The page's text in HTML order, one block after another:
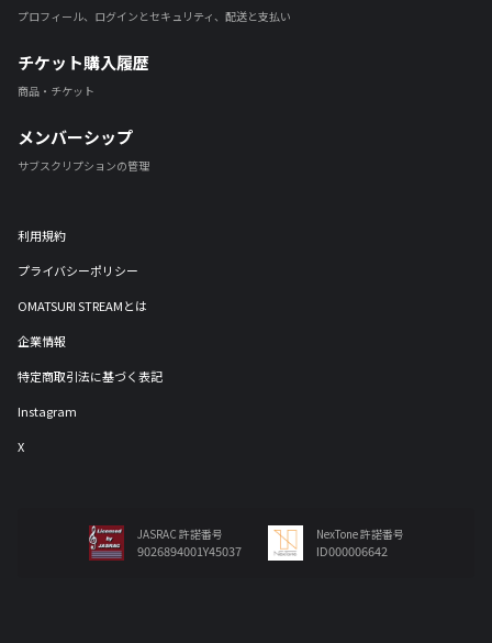
プロフィール、ログインとセキュリティ、配送と支払い
チケット購入履歴
商品・チケット
メンバーシップ
サブスクリプションの管理
利用規約
プライバシーポリシー
OMATSURI STREAMとは
企業情報
特定商取引法に基づく表記
Instagram
X
JASRAC 許諾番号
9026894001Y45037
NexTone 許諾番号
ID000006642